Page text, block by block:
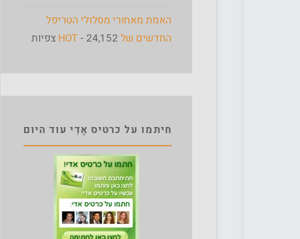
האמת מאחורי מסלולי הטריפל
החדשים של HOT - 24,152 צפיות
חיתמו על כרטיס אָדִי עוד היום